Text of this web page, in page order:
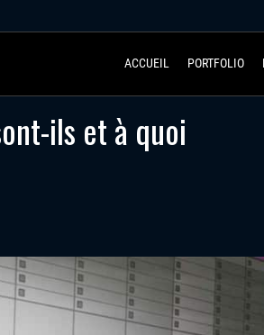
ACCUEIL PORTFOLIO
ils et à quoi